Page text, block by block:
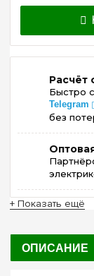
Расчёт
Быстро
Telegram
без
+ Показать ещё
ОПИСАНИЕ